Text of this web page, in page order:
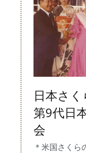
日本さ
第9代日
会
＊米国さくら